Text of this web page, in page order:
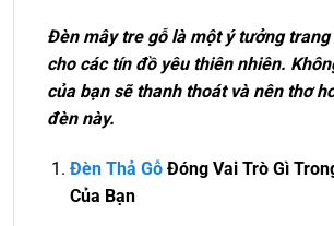
Đèn mây tre gỗ là một ý tưởng
cho các tín đồ yêu thiên nhiên.
của bạn sẽ thanh thoát và nên thơ
đèn này.
Đèn Thả Gỗ Đóng Vai Trò Gì
Của Bạn